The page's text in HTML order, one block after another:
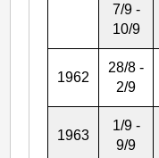
7/9 -
10/9
1962
28/8 -
2/9
1963
1/9 -
9/9